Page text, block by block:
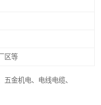
区等
金机电、电线电缆、